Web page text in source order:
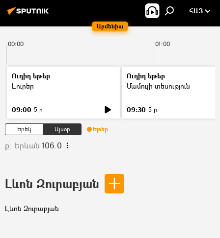
Արմենիա
ՀԱՅ
00:00 01:00
Ուղիղ եթեր
Լուրեր
09:00 5 ր
Ուղիղ եթեր
Մամուլի տեսություն
09:30 5 ր
Երեկ Այսօր Եթեր
ք. Երևան 106.0
Լևոն Զուրաբյան
Լևոն Զուրաբյան